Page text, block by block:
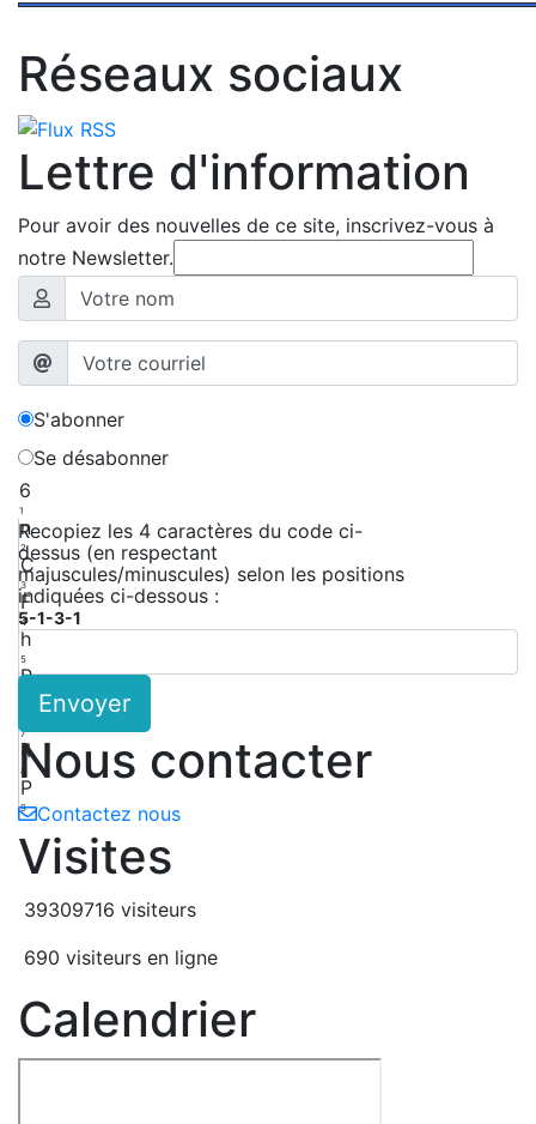
Réseaux sociaux
Lettre d'information
Pour avoir des nouvelles de ce site, inscrivez-vous à
notre Newsletter.
S'abonner
Se désabonner
6
1
n
2
C
3
F
4
h
5
R
7
4
8
P
9
Recopiez les 4 caractères du code ci-
dessus (en respectant
majuscules/minuscules) selon les positions
indiquées ci-dessous :
5-1-3-1
Envoyer
Nous contacter
Contactez nous
Visites
39309716 visiteurs
690 visiteurs en ligne
Calendrier